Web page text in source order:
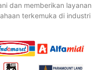
dan memberikan layanan
terkemuka di industri